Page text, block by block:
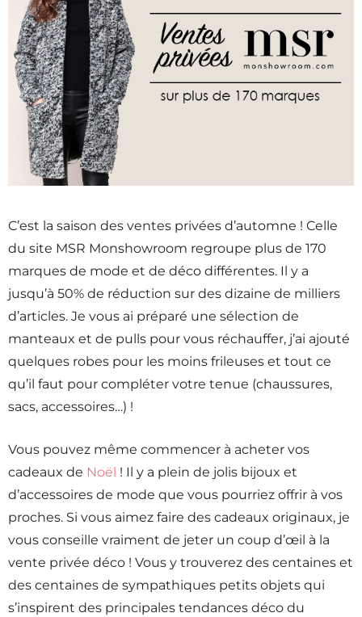
C’est la saison des ventes privées d’automne ! Celle
du site MSR Monshowroom regroupe plus de 170
marques de mode et de déco différentes. Il y a
jusqu’à 50% de réduction sur des dizaine de milliers
d’articles. Je vous ai préparé une sélection de
manteaux et de pulls pour vous réchauffer, j’ai ajouté
quelques robes pour les moins frileuses et tout ce
qu’il faut pour compléter votre tenue (chaussures,
sacs, accessoires…) !
Vous pouvez même commencer à acheter vos
cadeaux de Noël ! Il y a plein de jolis bijoux et
d’accessoires de mode que vous pourriez offrir à vos
proches. Si vous aimez faire des cadeaux originaux, je
vous conseille vraiment de jeter un coup d’œil à la
vente privée déco ! Vous y trouverez des centaines et
des centaines de sympathiques petits objets qui
s’inspirent des principales tendances déco du